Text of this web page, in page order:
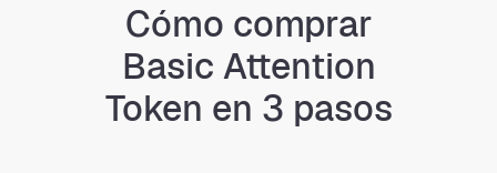
Cómo comprar
Basic Attention
Token en 3 pasos